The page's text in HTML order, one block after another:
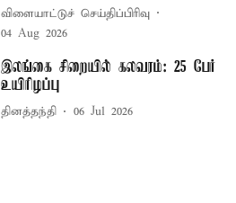
விளையாட்டுச் செய்திப்பிரிவு
04 Aug 2026
இலங்கை சிறையில் கலவரம்: 25 பேர்
உயிரிழப்பு
தினத்தந்தி 06 Jul 2026